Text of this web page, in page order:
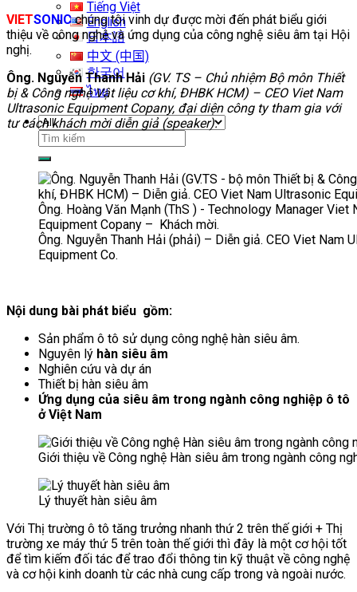
Tiếng Việt
English
日本語
中文 (中国)
한국어
ไทย
Tìm
kiếm:
VIETSONIC chúng tôi vinh dự được mời đến phát biểu giới
thiệu về công nghệ và ứng dụng của công nghệ siêu âm tại Hội
nghị.
Ông. Nguyễn Thanh Hải (GV. TS – Chủ nhiệm Bộ môn Thiết
bị & Công nghệ Vật liệu cơ khí, ĐHBK HCM) – CEO Viet Nam
Ultrasonic Equipment Copany, đại diện công ty tham gia với
tư cách khách mời diễn giả (speaker).
Ông. Nguyễn Thanh Hải (phải) – Diễn giả. CEO Viet Nam
Equipment Co.
Nội dung bài phát biểu gồm:
Sản phẩm ô tô sử dụng công nghệ hàn siêu âm.
Nguyên lý hàn siêu âm
Nghiên cứu và dự án
Thiết bị hàn siêu âm
Ứng dụng của siêu âm trong ngành công nghiệp ô tô
ở Việt Nam
Giới thiệu về Công nghệ Hàn siêu âm trong ngành công
Lý thuyết hàn siêu âm
Với Thị trường ô tô tăng trưởng nhanh thứ 2 trên thế giới + Thị
trường xe máy thứ 5 trên toàn thế giới thì đây là một cơ hội tốt
để tìm kiếm đối tác để trao đổi thông tin kỹ thuật về công nghệ
và cơ hội kinh doanh từ các nhà cung cấp trong và ngoài nước.